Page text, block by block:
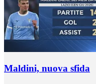
Maldini, nuova sfida